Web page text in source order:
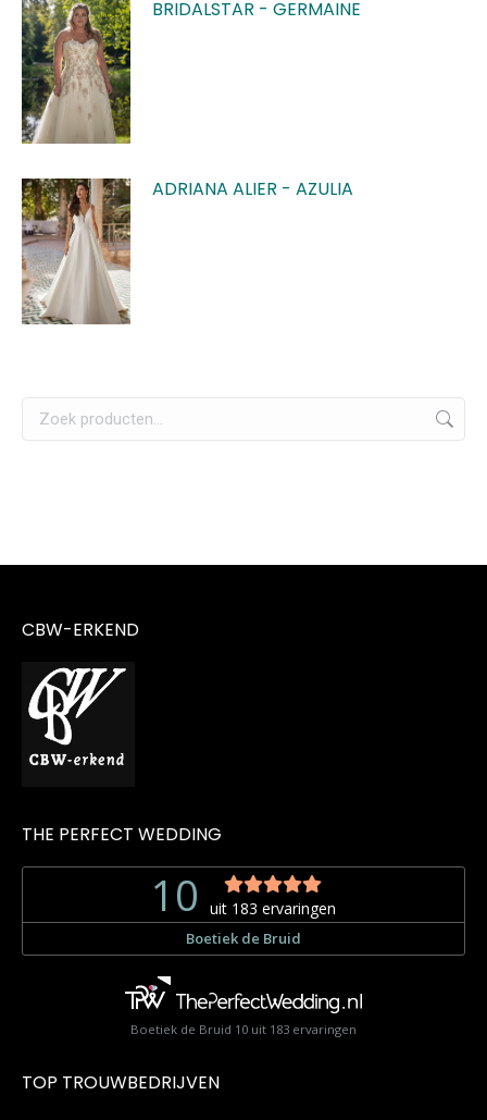
BRIDALSTAR - GERMAINE
ADRIANA ALIER - AZULIA
CBW-ERKEND
THE PERFECT WEDDING
Boetiek de Bruid 10 uit 183 ervaringen
TOP TROUWBEDRIJVEN